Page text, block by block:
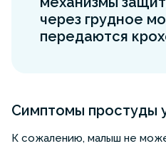
через грудное
передаются
Симптомы простуды
К сожалению, малыш не